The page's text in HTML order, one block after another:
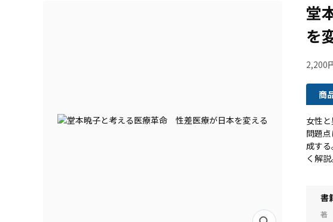
堂
を
2,200
商
女性
問題
成す
く解
書
著